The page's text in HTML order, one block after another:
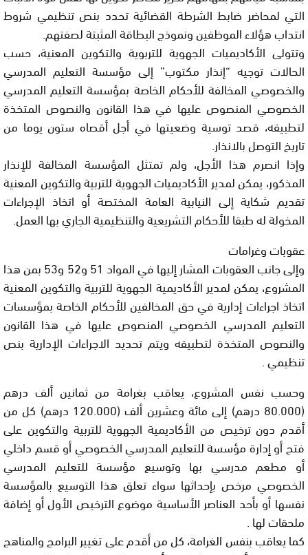
التي لمحاضر ضابط الشرطة القضائية تحدد بنص تنظيمي شروط
انتداب هؤلاء الموظفين ونموذج البطاقة المثبتة لصفتهم.
وتتولى الأكاديميات الجهوية للتربوية والتكوين المعنية، حسب
الحالات توجيه “إنذار مكتوب” إلى مؤسسة التعليم المدرسي
والخصوصي المخالفة للأحكام الخاصة بمؤسسة التعليم المدرسي
الخصوصي المنصوص عليها في هذا القانون والنصوص المتخذة
لتطبيقه، قصد توسية وضعيتها في أجل أقصاه ستون يوما من
تاريخ التوصل بالانذار.
وإذا انصرم هذا الأجل، ولم تمتثل المؤسسة المخالفة للإنذار
المذكور، يمكن لمدير الأكاديميات الجهوية للتربية والتكوين المعنية
تقديم شكاية إلى النيابية العامة المختصة أو اتخاذ الإجراءات
المخولة له طبقا للأحكام التشريعية والتنظيمية الجاري بها العمل.
عقوبات وغرامات
وإلى جانب العقوبات المشار إليها في المواد 51 و52 و53 بمن هذا
المشروع، يمكن لمدير الأكاديمية الجهوية للتربية والتكوين المعنية
اتخاذ اجراءات إدارية في حق المخالفين للأحكام الخاصة بمؤسسات
التعليم المدرسي الخصوصي المنصوص عليها في هذا القانون
والنصوص المتخذة لتطبيقه ويتم تحديد الاجراءات الإدارية بنص
تنظيمي .
وحسب نفس المشروع، يعاقب بغرامة من ثمانين ألف درهم
(80.000 درهم) إلى مائة وعشرين ألف (120.000 درهم) كل من
أقدم دون ترخيص من الأكاديمية الجهوية للتربية والتكوين على
فتح أو إدارة مؤسسة للتعليم المدرسي الخصوصي أو قسم داخلي
أو مطعم مدرسي بها وتوسيع مؤسسة للتعليم المدرسي
الخصوصي مرخص بإحداثها سواء تعلق هذا التوسيع بالمؤسسة
نفسها أو بأحد العناصر الأساسية موضوع الترخيص الأول أو إضافة
ملحقات لها .
كما يعاقب بنفس الغرامة، كل من أقدم على تغيير البرامج والمناهج